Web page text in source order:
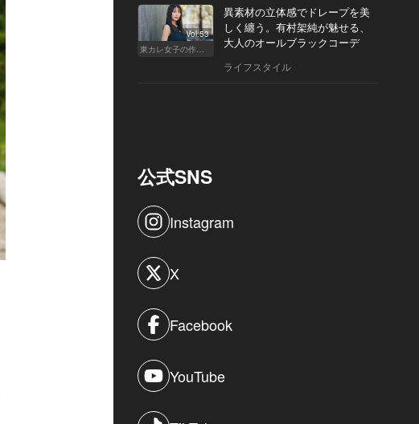
Vol.53
東カレ女子の作り方
異素材の立体感でドレープを美
しく纏う。有村架純が魅せる、
大人のオールブラックコーデ
ライフスタイル
公式SNS
Instagram
X
Facebook
YouTube